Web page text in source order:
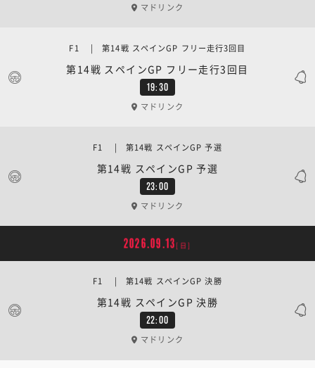
マドリンク
19:30
第14戦 スペインGP フリー走行3回目
F1 | 第14戦 スペインGP フリー走行3回目
マドリンク
23:00
第14戦 スペインGP 予選
F1 | 第14戦 スペインGP 予選
マドリンク
2026.09.13 [日]
22:00
第14戦 スペインGP 決勝
F1 | 第14戦 スペインGP 決勝
マドリンク